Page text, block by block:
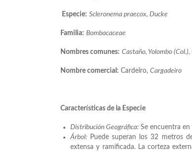
Especie: Scleronema praecox, Ducke
Familia: Bombacaceae
Nombres comunes: Castaño, Yolombo
Nombre comercial: Cardeiro, Cargadeiro
Características de la Especie
Distribución Geográfica: Se encuentra
Árbol: Puede superan los 32 metros
extensa y ramificada. La corteza